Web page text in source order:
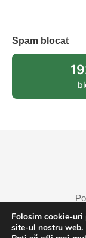
Spam blocat
Folosim cookie-uri
site-ul nostru web.